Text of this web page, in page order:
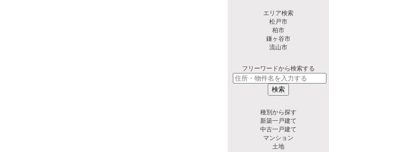
エリア検索
松戸市
柏市
鎌ヶ谷市
流山市
フリーワードから検索する
検索
種別から探す
新築一戸建て
中古一戸建て
マンション
土地